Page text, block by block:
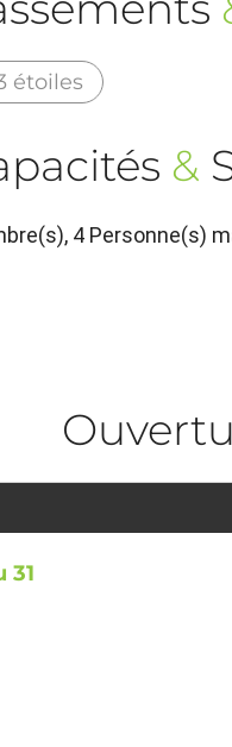
étoiles
&
4 Personne(s)
31